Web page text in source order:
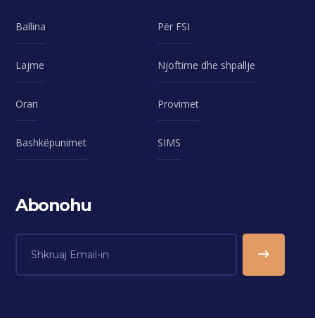
Ballina Për FSI
Lajme Njoftime dhe shpallje
Orari Provimet
Bashkëpunimet SIMS
Abonohu